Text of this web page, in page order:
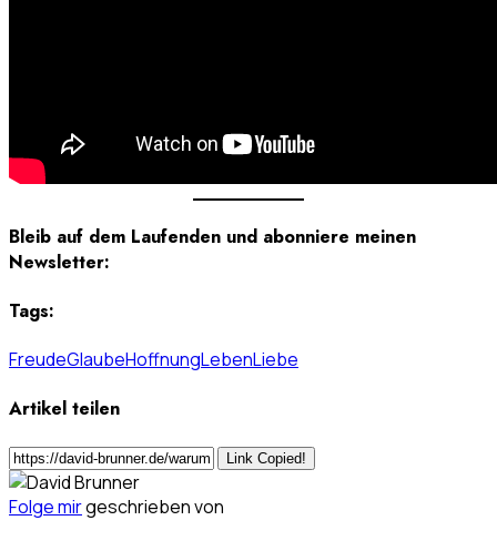
Bleib auf dem Laufenden und abonniere meinen
Newsletter:
Tags:
FreudeGlaubeHoffnungLebenLiebe
Artikel teilen
Link Copied!
Folge mirgeschrieben von